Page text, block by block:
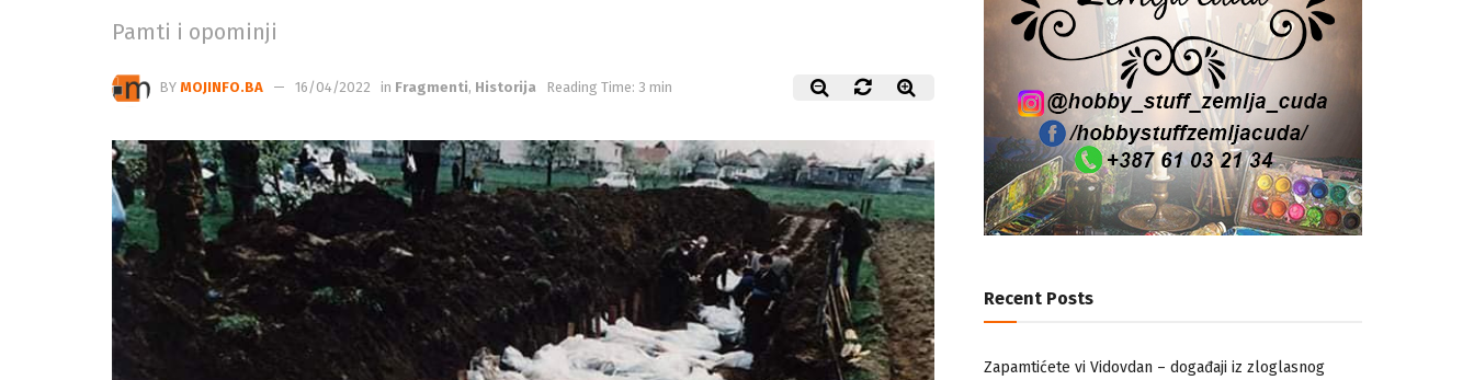
Pamti i opominji
BY MOJINFO.BA 16/04/2022 in Fragmenti, Historija Reading Time: 3 min
Recent Posts
Zapamtićete vi Vidovdan – događaji iz zloglasnog